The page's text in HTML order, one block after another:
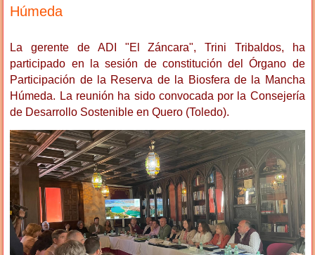
Húmeda
La gerente de ADI "El Záncara", Trini Tribaldos, ha
participado en la sesión de constitución del Órgano de
Participación de la Reserva de la Biosfera de la Mancha
Húmeda. La reunión ha sido convocada por la Consejería
de Desarrollo Sostenible en Quero (Toledo).